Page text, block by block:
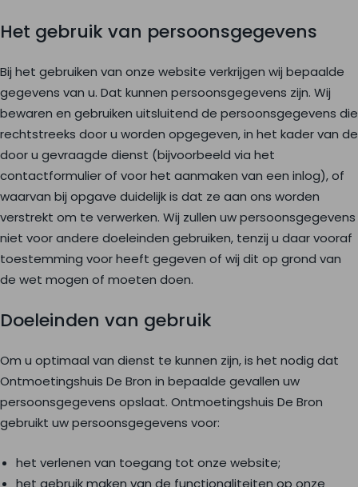
Het gebruik van persoonsgegevens
Bij het gebruiken van onze website verkrijgen wij bepaalde
gegevens van u. Dat kunnen persoonsgegevens zijn. Wij
bewaren en gebruiken uitsluitend de persoonsgegevens die
rechtstreeks door u worden opgegeven, in het kader van de
door u gevraagde dienst (bijvoorbeeld via het
contactformulier of voor het aanmaken van een inlog), of
waarvan bij opgave duidelijk is dat ze aan ons worden
verstrekt om te verwerken. Wij zullen uw persoonsgegevens
niet voor andere doeleinden gebruiken, tenzij u daar vooraf
toestemming voor heeft gegeven of wij dit op grond van
de wet mogen of moeten doen.
Doeleinden van gebruik
Om u optimaal van dienst te kunnen zijn, is het nodig dat
Ontmoetingshuis De Bron in bepaalde gevallen uw
persoonsgegevens opslaat. Ontmoetingshuis De Bron
gebruikt uw persoonsgegevens voor:
het verlenen van toegang tot onze website;
het gebruik maken van de functionaliteiten op onze